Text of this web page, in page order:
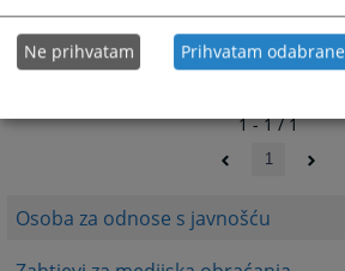
Osoba za odnose s javnošću
1 - 1 / 1
1
Ne prihvatam Prihvatam odabrane